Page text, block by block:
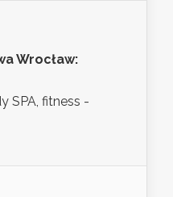
Wrocław:
SPA, fitness -